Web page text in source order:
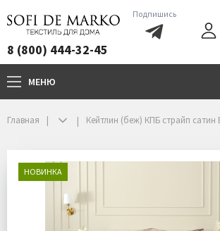
8 (800) 444-32-45
Подпишись
МЕНЮ
Главная Кейтлин (беж) КПБ страйп сатин
НОВИНКА